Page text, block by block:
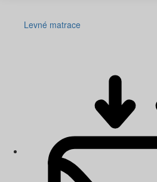
Levné matrace